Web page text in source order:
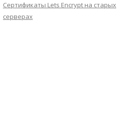
Сертификаты Lets Encrypt на старых
серверах